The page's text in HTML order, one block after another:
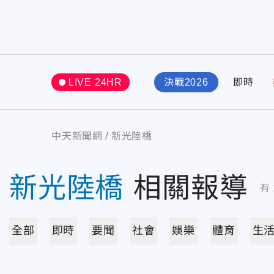
LIVE 24HR 決戰2026 即時
中天新聞網 新光陸橋
新光陸橋 相關報導 有
全部 即時 要聞 社會 娛樂 體育 生